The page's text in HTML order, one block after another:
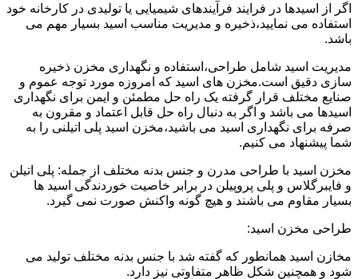
اگر از اسیدها در فرایند فرآیندهای شیمیایی یا تولیدی در کارخانه خود
استفاده می نمایید،ذخیره و مدیریت مناسب اسید بسیار مهم می
باشد.
مدیریت اسید شامل طراحی،استفاده و نگهداری مخزن ذخیره
سازی دقیق است.مخزن های اسید که امروزه مورد توجه عموم و
صنایع مختلف قرار گرفته یک راه حل مطمئن و ایمن برای نگهداری
اسیدها می باشد و اگر به دنبال راه حل قابل اعتماد و مقرون به
صرفه برای نگهداری اسید می باشید،مخزن اسید پلی اتیلنی را به
شما پیشنهاد می کنیم.
مخزن اسید با طراحی مدرن و جنس بدنه مختلف از جمله: پلی اتیلن
و فایبرگلاس و پلی پروپیلن در برابر خاصیت خوردندگی اسید ها
بسیار مقاوم می باشند و هیچ گونه واکنش صورت نمی گیرد.
طراحی مخزن اسید:
مخازن اسید همانطور که گفته شد با جنس بدنه مختلف تولید می
شود و همچنین شکل ظاهر متفاوتی نیز دارد.